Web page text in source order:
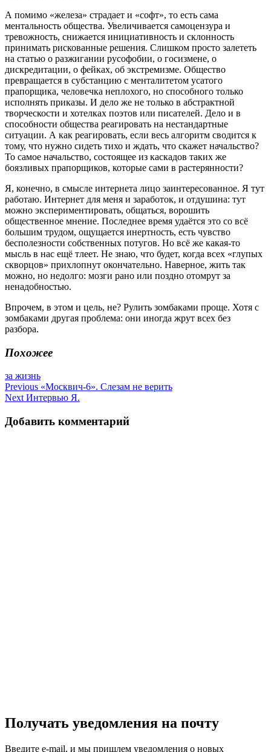
А помимо «железа» страдает и «софт», то есть сама
ментальность общества. Увеличивается самоцензура и
тревожность, снижается инициативность и склонность
принимать рискованные решения. Слишком просто залететь
на статью о разжигании русофобии, о госизмене, о
дискредитации, о фейках, об экстремизме. Общество
превращается в субстанцию с менталитетом усатого
прапорщика, человечка неплохого, но способного только
исполнять приказы. И дело же не только в абстрактной
творческости и хотелках поэтов или писателей. Дело и в
способности общества реагировать на нестандартные
ситуации. А как реагировать, если весь алгоритм сводится к
тому, что нужно сидеть тихо и ждать, что скажет начальство?
То самое начальство, состоящее из каскадов таких же
боязливых прапорщиков, которые сами в растерянности?
Я, конечно, в смысле интернета лицо заинтересованное. Я тут
работаю. Интернет для меня и заработок, и отдушина: тут
можно экспериментировать, общаться, ворошить
общественное мнение. Последнее время удаётся это со всё
большим трудом, ощущается инертность, есть чувство
бесполезности собственных потугов. Но всё же какая-то
мысль в нас ещё тлеет. Не знаю, что будет, когда всех «глупых
скворцов» прихлопнут окончательно. Наверное, жить так
можно, но недолго: мозги рано или поздно отомрут за
ненадобностью.
Впрочем, в этом и цель, не? Рулить зомбаками проще. Хотя с
зомбаками другая проблема: они иногда жрут всех без
разбора.
Похожее
за жизнь
Навигация
по
записям
Previous «Москвич-6». Слезам не верить
Next Интервью Я.
Добавить комментарий
Получать уведомления на почту
Введите e-mail, и мы пришлем уведомления о новых